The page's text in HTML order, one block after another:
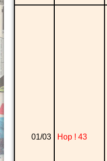
01/03 Hop ! 43